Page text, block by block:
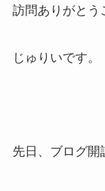
訪問ありがとう
じゅりいです。
先日、ブログ開